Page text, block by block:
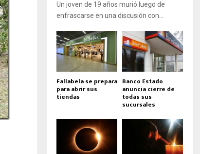
Un joven de 19 años murió luego de
enfrascarse en una discusión con...
Fallabela se prepara
para abrir sus
tiendas
Banco Estado
anuncia cierre de
todas sus
sucursales